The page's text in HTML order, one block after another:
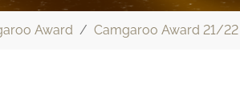
Award Camgaroo Award 21/22